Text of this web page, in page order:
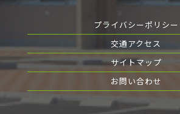
プライバシーポリシー
交通アクセス
サイトマップ
お問い合わせ